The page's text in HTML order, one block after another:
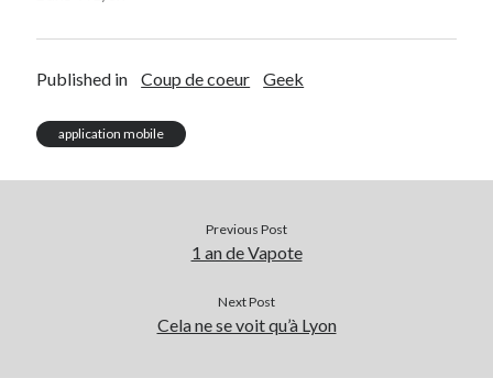
Published in Coup de coeur Geek
application mobile
Previous Post
1 an de Vapote
Next Post
Cela ne se voit qu’à Lyon